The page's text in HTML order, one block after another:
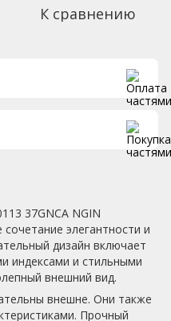
К сравнению
37GNCA NGIN
элегантности и
дизайн включает
индексами и стильными
внешний вид.
внешне. Они также
Прочный